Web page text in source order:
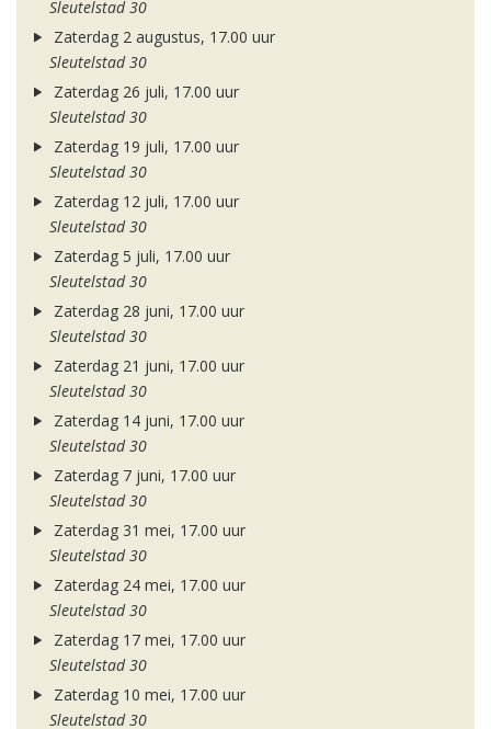
Sleutelstad 30
Zaterdag 2 augustus, 17.00 uur
Sleutelstad 30
Zaterdag 26 juli, 17.00 uur
Sleutelstad 30
Zaterdag 19 juli, 17.00 uur
Sleutelstad 30
Zaterdag 12 juli, 17.00 uur
Sleutelstad 30
Zaterdag 5 juli, 17.00 uur
Sleutelstad 30
Zaterdag 28 juni, 17.00 uur
Sleutelstad 30
Zaterdag 21 juni, 17.00 uur
Sleutelstad 30
Zaterdag 14 juni, 17.00 uur
Sleutelstad 30
Zaterdag 7 juni, 17.00 uur
Sleutelstad 30
Zaterdag 31 mei, 17.00 uur
Sleutelstad 30
Zaterdag 24 mei, 17.00 uur
Sleutelstad 30
Zaterdag 17 mei, 17.00 uur
Sleutelstad 30
Zaterdag 10 mei, 17.00 uur
Sleutelstad 30